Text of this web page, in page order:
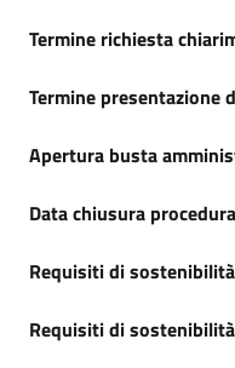
Termine richiesta
Termine presentazione
Apertura busta
Data chiusura procedura
Requisiti di
Requisiti di